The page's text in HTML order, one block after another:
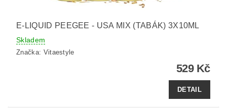
E-LIQUID PEEGEE - USA MIX (TABÁK) 3X10ML
Skladem
Značka: Vitaestyle
529 Kč
DETAIL